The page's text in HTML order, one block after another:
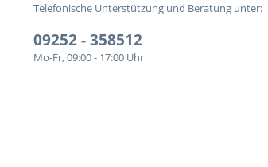
Telefonische Unterstützung und Beratung unter:
09252 - 358512
Mo-Fr, 09:00 - 17:00 Uhr